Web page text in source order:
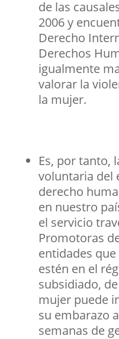
de las
2006 y
Derecho
Derechos
igualmente
valorar la
la mujer.
Es, por tanto,
voluntaria del
derecho
en nuestro
el servicio
Promotoras
entidades que
estén en el
subsidiado,
mujer puede
su embarazo
semanas de